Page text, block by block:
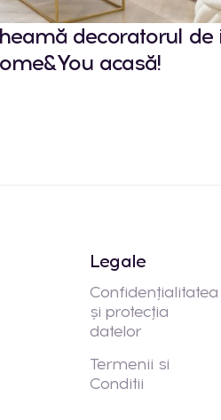
decoratorul de
acasă!
Legale
Confidențialitatea
și protecția
datelor
Termenii si
Conditii